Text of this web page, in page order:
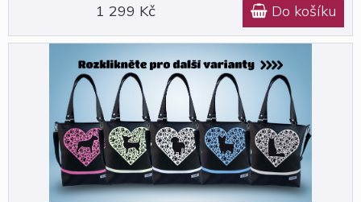
1 299 Kč  Do košíku